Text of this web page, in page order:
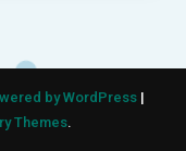
by WordPress |
Themes.